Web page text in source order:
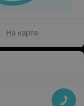
На карте